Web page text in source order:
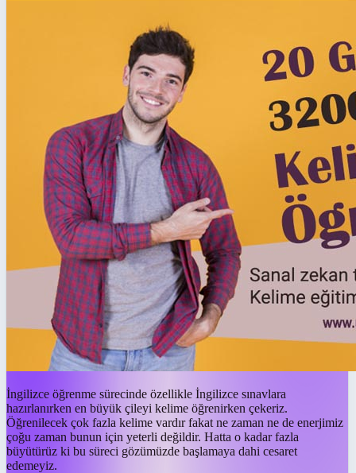
İngilizce öğrenme sürecinde özellikle İngilizce sınavlara
hazırlanırken en büyük çileyi kelime öğrenirken çekeriz.
Öğrenilecek çok fazla kelime vardır fakat ne zaman ne de enerjimiz
çoğu zaman bunun için yeterli değildir. Hatta o kadar fazla
büyütürüz ki bu süreci gözümüzde başlamaya dahi cesaret
edemeyiz.